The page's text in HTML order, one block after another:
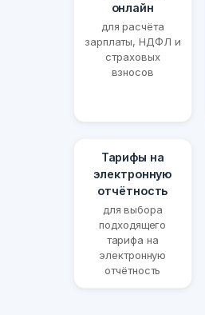
онлайн
для расчёта
зарплаты, НДФЛ и
страховых
взносов
Тарифы на
электронную
отчётность
для выбора
подходящего
тарифа на
электронную
отчётность